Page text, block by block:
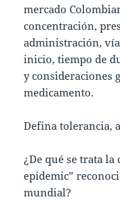
mercado
concentración,
administración,
inicio, tiempo de
y consideraciones
medicamento.
Defina tolerancia,
¿De qué se trata
epidemic”
mundial?